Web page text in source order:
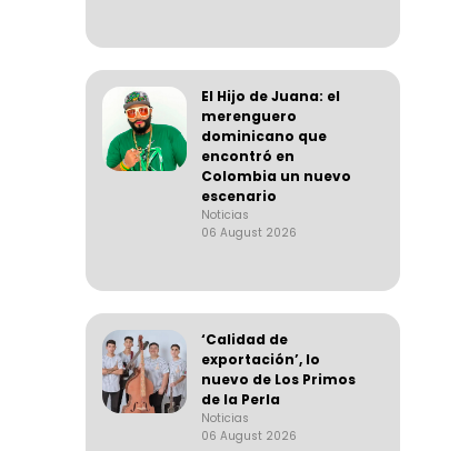
El Hijo de Juana: el
merenguero
dominicano que
encontró en
Colombia un nuevo
escenario
Noticias
06 August 2026
‘Calidad de
exportación’, lo
nuevo de Los Primos
de la Perla
Noticias
06 August 2026